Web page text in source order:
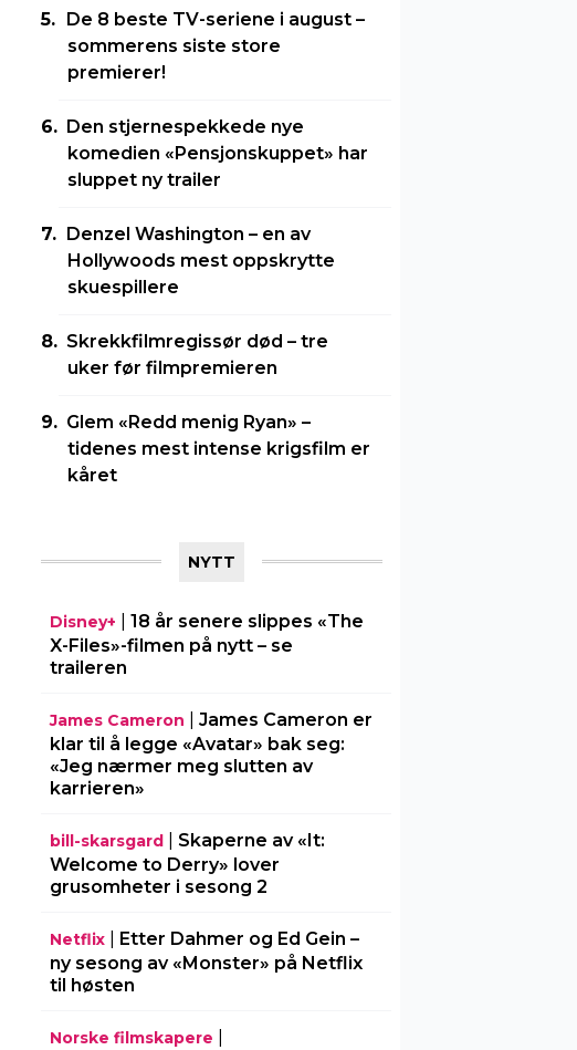
De 8 beste TV-seriene i august –
sommerens siste store
premierer!
Den stjernespekkede nye
komedien «Pensjonskuppet» har
sluppet ny trailer
Denzel Washington – en av
Hollywoods mest oppskrytte
skuespillere
Skrekkfilmregissør død – tre
uker før filmpremieren
Glem «Redd menig Ryan» –
tidenes mest intense krigsfilm er
kåret
NYTT
Disney+
18 år senere slippes «The
X-Files»-filmen på nytt – se
traileren
James Cameron
James Cameron er
klar til å legge «Avatar» bak seg:
«Jeg nærmer meg slutten av
karrieren»
bill-skarsgard| Skaperne av «It:
Welcome to Derry» lover
grusomheter i sesong 2
Netflix| Etter Dahmer og Ed Gein –
ny sesong av «Monster» på Netflix
til høsten
Norske filmskapere